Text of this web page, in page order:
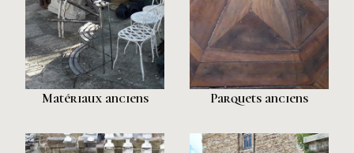
Matériaux anciens Parquets anciens